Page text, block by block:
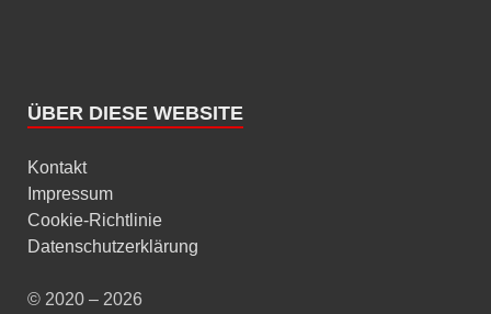
ÜBER DIESE WEBSITE
Kontakt
Impressum
Cookie-Richtlinie
Datenschutzerklärung
© 2020 – 2026